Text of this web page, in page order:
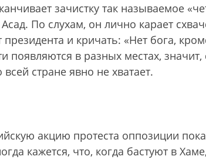
зачистку так называемое
По слухам, он лично карает
президента и кричать: «Нет бога,
появляются в разных местах,
стране явно не хватает.
акцию протеста оппозиции
кажется, что, когда бастуют в